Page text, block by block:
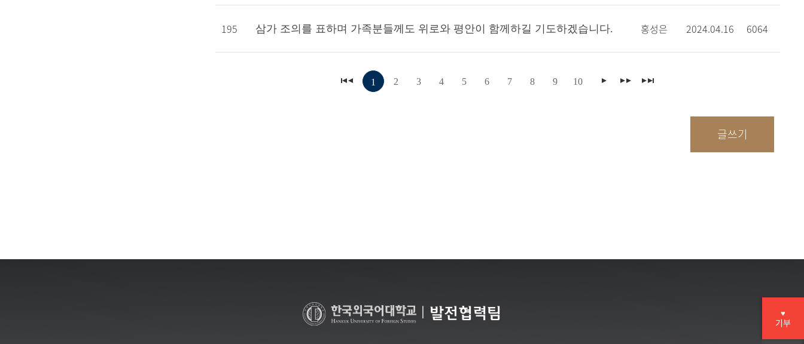
195 삼가 조의를 표하며 가족분들께도 위로와 평안이 함께하길 기도하겠습니다. 홍성은 2024.04.16 6064
1 2 3 4 5 6 7 8 9 10
| 발전협력팀 ♥
기부